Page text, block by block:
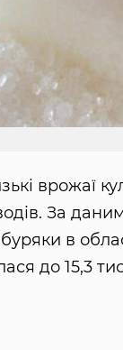
врожаї
За
в
до 15,3